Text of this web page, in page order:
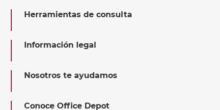
Herramientas de consulta
Información legal
Nosotros te ayudamos
Conoce Office Depot